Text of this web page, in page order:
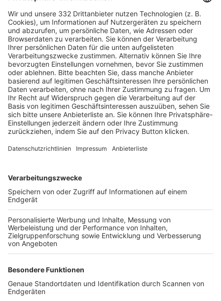
HÄUFIG BESUCHTE SEITEN
Pässe und Vereinswechsel
Trainerausbildung
Schulungsangebot Vereinsmitarbeiter
BFV-Geschäftsstellen
Trainerbörse
Login SpielPlus
FOLGE DEM BFV
TOP-VEREINE
TOP-PARTNER